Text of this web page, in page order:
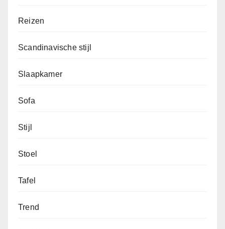
Reizen
Scandinavische stijl
Slaapkamer
Sofa
Stijl
Stoel
Tafel
Trend